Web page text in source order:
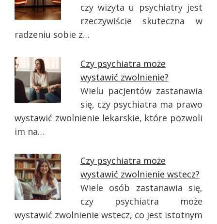
czy wizyta u psychiatry jest
rzeczywiście skuteczna w
radzeniu sobie z…
Czy psychiatra może
wystawić zwolnienie?
Wielu pacjentów zastanawia
się, czy psychiatra ma prawo
wystawić zwolnienie lekarskie, które pozwoli
im na…
Czy psychiatra może
wystawić zwolnienie wstecz?
Wiele osób zastanawia się,
czy psychiatra może
wystawić zwolnienie wstecz, co jest istotnym